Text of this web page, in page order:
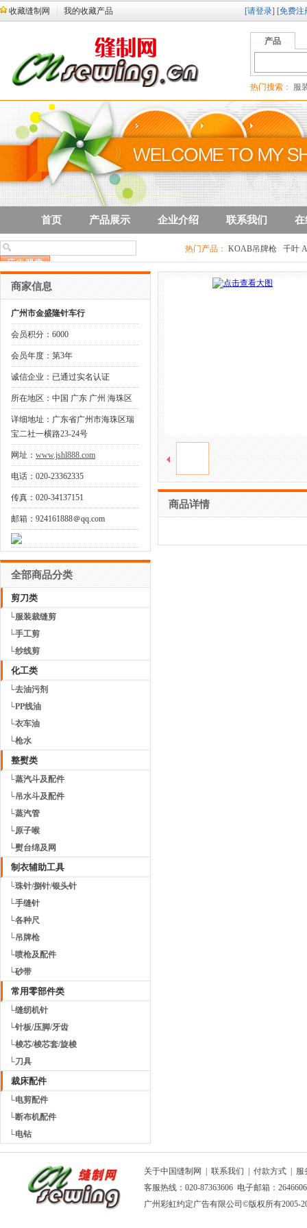
收藏缝制网 我的收藏产品 [请登录] [免费注
产品
热门搜索： 服
首页 产品展示 企业介绍 联系我们 在
热门产品： KOAB吊牌枪 千叶
商家信息
广州市金盛隆针车行
会员积分：6000
会员年度：第3年
诚信企业：已通过实名认证
所在地区：中国 广东 广州 海珠区
详细地址：广东省广州市海珠区瑞
宝二社一横路23-24号
网址： www.jshl888.com
电话：020-23362335
传真：020-34137151
邮箱：924161888＠qq.com
全部商品分类
剪刀类
└服装裁缝剪
└手工剪
└纱线剪
化工类
└去油污剂
└PP线油
└衣车油
└枪水
整熨类
└蒸汽斗及配件
└吊水斗及配件
└蒸汽管
└原子喉
└熨台绵及网
制衣辅助工具
└珠针/捌针/银头针
└手缝针
└各种尺
└吊牌枪
└喷枪及配件
└砂带
常用零部件类
└缝纫机针
└针板/压脚/牙齿
└梭芯/梭芯套/旋梭
└刀具
裁床配件
└电剪配件
└断布机配件
└电钻
商品详情
关于中国缝制网 联系我们 付款方式
服
客服热线：020-87363606 电子邮箱：
广州彩虹约定广告有限公司 ©版权所有2005-